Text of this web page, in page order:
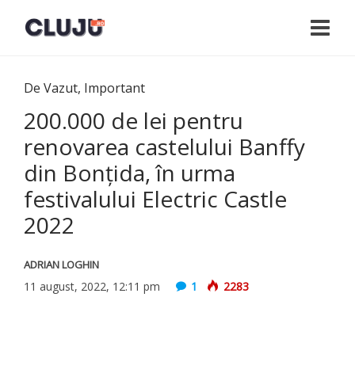
De Vazut, Important
200.000 de lei pentru
renovarea castelului Banffy
din Bonțida, în urma
festivalului Electric Castle
2022
ADRIAN LOGHIN
11 august, 2022, 12:11 pm 1 2283